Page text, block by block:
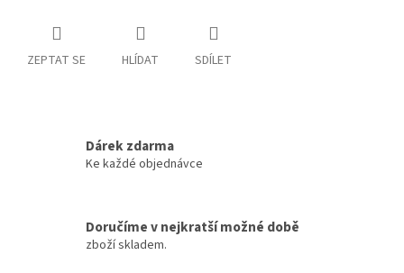
ZEPTAT SE HLÍDAT SDÍLET
Dárek zdarma
Ke každé objednávce
Doručíme v nejkratší možné době
zboží skladem.